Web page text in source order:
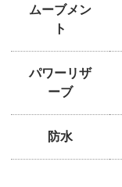
ムーブメン
ト
パワーリザ
ーブ
防水